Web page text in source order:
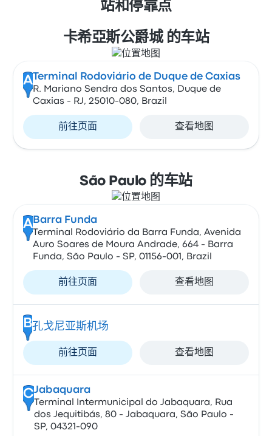
站和停靠点
卡希亞斯公爵城 的车站
A Terminal Rodoviário de Duque de Caxias
R. Mariano Sendra dos Santos, Duque de
Caxias - RJ, 25010-080, Brazil
前往页面 查看地图
São Paulo 的车站
A Barra Funda
Terminal Rodoviário da Barra Funda, Avenida
Auro Soares de Moura Andrade, 664 - Barra
Funda, São Paulo - SP, 01156-001, Brazil
前往页面 查看地图
B孔戈尼亚斯机场
前往页面 查看地图
CJabaquara
Terminal Intermunicipal do Jabaquara, Rua
dos Jequitibás, 80 - Jabaquara, São Paulo -
SP, 04321-090